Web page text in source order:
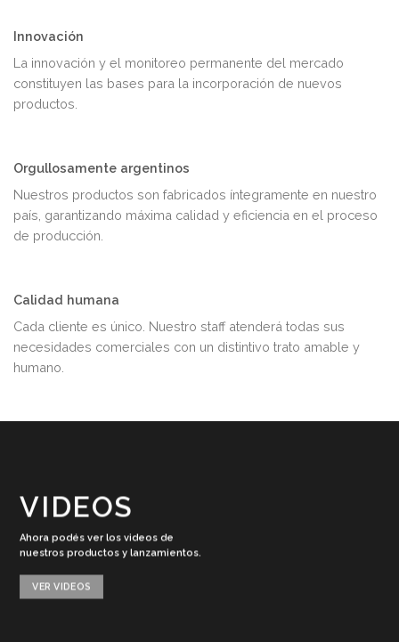
Innovación
La innovación y el monitoreo permanente del mercado
constituyen las bases para la incorporación de nuevos
productos.
Orgullosamente argentinos
Nuestros productos son fabricados íntegramente en nuestro
país, garantizando máxima calidad y eficiencia en el proceso
de producción.
Calidad humana
Cada cliente es único. Nuestro staff atenderá todas sus
necesidades comerciales con un distintivo trato amable y
humano.
VIDEOS
Ahora podés ver los videos de
nuestros productos y lanzamientos.
VER VIDEOS